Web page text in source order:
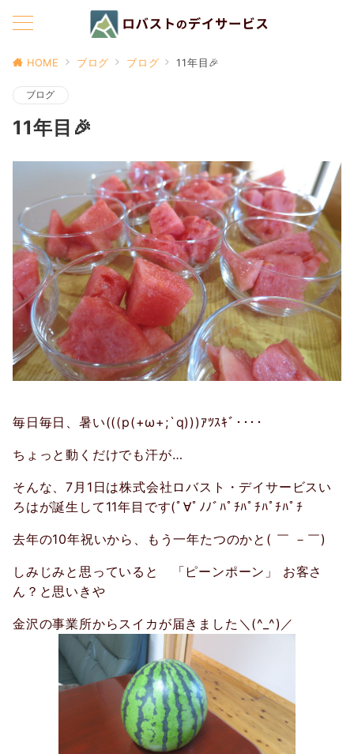
HOME ブログ ブログ 11年目🎉
ブログ
11年目🎉
毎日毎日、暑い(((p(+ω+;`q)))ｱﾂｽｷﾞ････
ちょっと動くだけでも汗が…
そんな、7月1日は株式会社ロバスト・デイサービスい
ろはが誕生して11年目です(ﾟ∀ﾟﾉﾉﾞﾊﾟﾁﾊﾟﾁﾊﾟﾁﾊﾟﾁ
去年の10年祝いから、もう一年たつのかと( ￣ －￣)
しみじみと思っていると 「ピーンポーン」 お客さ
ん？と思いきや
金沢の事業所からスイカが届きました＼(^_^)／